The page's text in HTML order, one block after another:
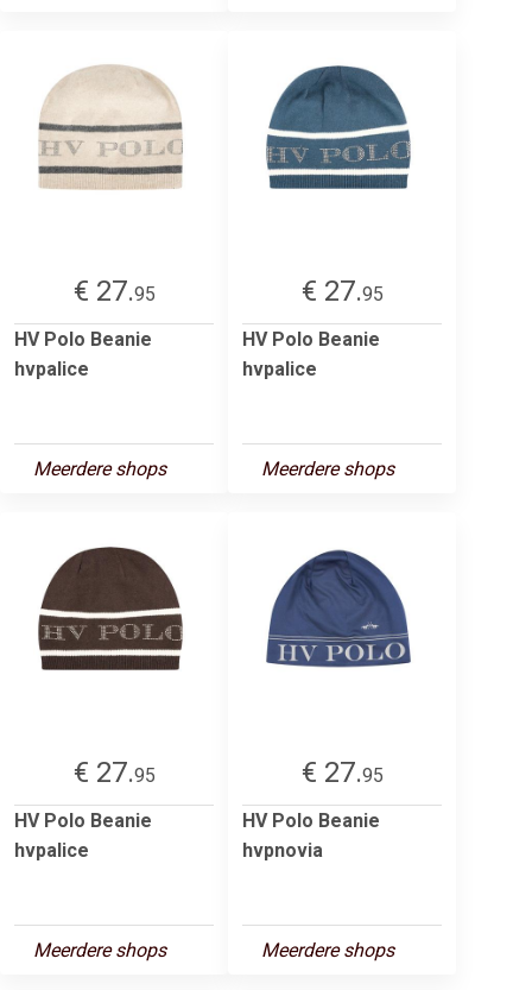
€ 27.95
HV Polo Beanie
hvpalice
Meerdere shops
€ 27.95
HV Polo Beanie
hvpalice
Meerdere shops
€ 27.95
HV Polo Beanie
hvpalice
Meerdere shops
€ 27.95
HV Polo Beanie
hvpnovia
Meerdere shops